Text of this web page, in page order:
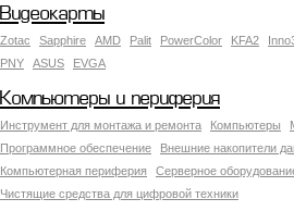
Видеокарты
Zotac Sapphire AMD Palit PowerColor KFA2
PNY
ASUS EVGA
Компьютеры и периферия
Инструмент для монтажа и ремонта Компьютеры
Программное обеспечение
Внешние накопители
Компьютерная периферия
Серверное
Чистящие средства для цифровой техники